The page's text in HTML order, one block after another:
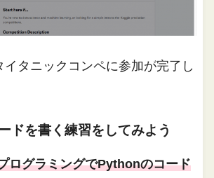
イタニックコンペに参加が完了し
ドを書く練習をしてみよう
ログラミングでPythonのコード